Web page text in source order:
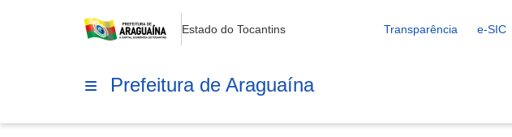
Estado do Tocantins Transparência e-SIC
Prefeitura de Araguaína